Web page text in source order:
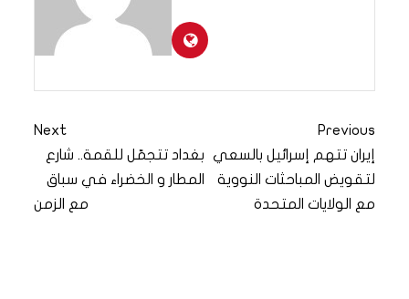
Previous
إيران تتهم إسرائيل بالسعي
لتقويض المباحثات النووية
مع الولايات المتحدة
Next
بغداد تتجمّل للقمة.. شارع
المطار و الخضراء في سباق
مع الزمن